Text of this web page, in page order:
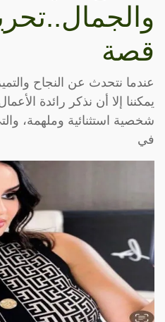
قصة
عندما نتحدث عن النجاح
يمكننا إلا أن نذكر رائدة
شخصية استثنائية وملهمة،
في